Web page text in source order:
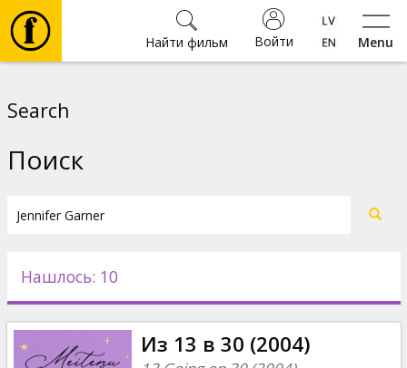
Menu
Войти
Найти фильм
Новости
Подарки
Search
Поиск
Нашлось: 10
Из 13 в 30 (2004)